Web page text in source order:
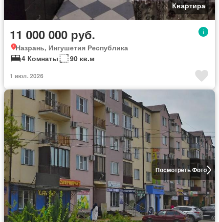
Квартира
11 000 000 руб.
Назрань, Ингушетия Республика
4 Комнаты
90 кв.м
1 июл. 2026
Посмотреть Фото